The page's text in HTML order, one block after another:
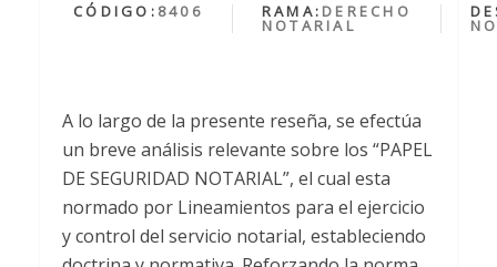
CÓDIGO: 8406 RAMA: DERECHO
NOTARIAL
A lo largo de la presente reseña, se efectúa
un breve análisis relevante sobre los “PAPEL
DE SEGURIDAD NOTARIAL”, el cual esta
normado por Lineamientos para el ejercicio
y control del servicio notarial, estableciendo